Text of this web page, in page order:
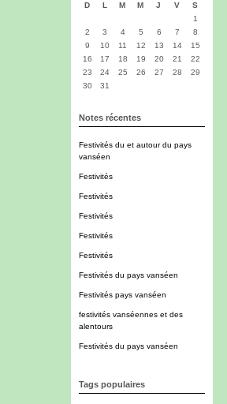
D L M M J V
S
1
2
3 4 5 6 7
8
9
10 11 12 13 14
15
16
17 18 19 20 21
22
23
24 25 26 27 28
29
30
31
Notes récentes
Festivités du et autour du pays
vanséen
Festivités
Festivités
Festivités
Festivités
Festivités
Festivités du pays vanséen
Festivités pays vanséen
festivités vanséennes et des
alentours
Festivités du pays vanséen
Tags populaires